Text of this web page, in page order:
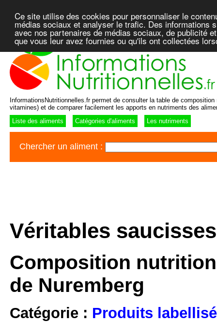
Ce site utilise des cookies pour personnaliser le
médias sociaux et analyser le trafic. Des informations
avec nos partenaires de médias sociaux, de publicité
que vous leur avez fournies ou qu'ils ont collectées
InformationsNutritionnelles.fr permet de consulter la table de
vitamines) et de comparer facilement les apports en nutriments des
Liste des aliments
Catégories d'aliments Les nutriments
Chercher un aliment :
Véritables
Composition
de Nuremberg
Catégorie : Produits